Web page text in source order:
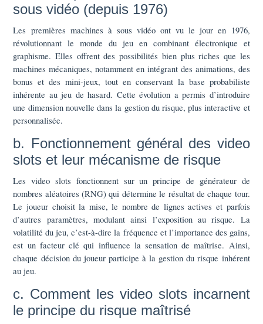
sous vidéo (depuis 1976)
Les premières machines à sous vidéo ont vu le jour en 1976,
révolutionnant le monde du jeu en combinant électronique et
graphisme. Elles offrent des possibilités bien plus riches que les
machines mécaniques, notamment en intégrant des animations, des
bonus et des mini-jeux, tout en conservant la base probabiliste
inhérente au jeu de hasard. Cette évolution a permis d’introduire
une dimension nouvelle dans la gestion du risque, plus interactive et
personnalisée.
b. Fonctionnement général des video
slots et leur mécanisme de risque
Les video slots fonctionnent sur un principe de générateur de
nombres aléatoires (RNG) qui détermine le résultat de chaque tour.
Le joueur choisit la mise, le nombre de lignes actives et parfois
d’autres paramètres, modulant ainsi l’exposition au risque. La
volatilité du jeu, c’est-à-dire la fréquence et l’importance des gains,
est un facteur clé qui influence la sensation de maîtrise. Ainsi,
chaque décision du joueur participe à la gestion du risque inhérent
au jeu.
c. Comment les video slots incarnent
le principe du risque maîtrisé